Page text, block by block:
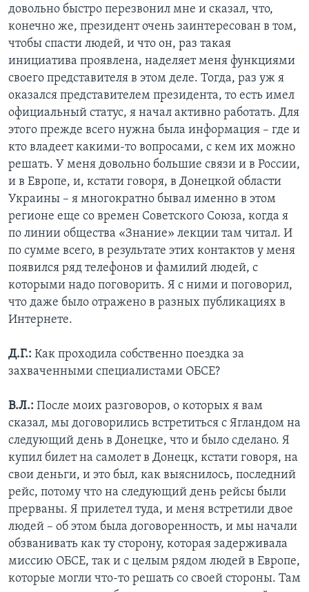
довольно быстро перезвонил мне и сказал, что,
конечно же, президент очень заинтересован в том,
чтобы спасти людей, и что он, раз такая
инициатива проявлена, наделяет меня функциями
своего представителя в этом деле. Тогда, раз уж я
оказался представителем президента, то есть имел
официальный статус, я начал активно работать. Для
этого прежде всего нужна была информация – где и
кто владеет какими-то вопросами, с кем их можно
решать. У меня довольно большие связи и в России,
и в Европе, и, кстати говоря, в Донецкой области
Украины – я многократно бывал именно в этом
регионе еще со времен Советского Союза, когда я
по линии общества «Знание» лекции там читал. И
по сумме всего, в результате этих контактов у меня
появился ряд телефонов и фамилий людей, с
которыми надо поговорить. Я с ними и поговорил,
что даже было отражено в разных публикациях в
Интернете.
Д.Г.: Как проходила собственно поездка за
захваченными специалистами ОБСЕ?
В.Л.: После моих разговоров, о которых я вам
сказал, мы договорились встретиться с Ягландом на
следующий день в Донецке, что и было сделано. Я
купил билет на самолет в Донецк, кстати говоря, на
свои деньги, и это был, как выяснилось, последний
рейс, потому что на следующий день рейсы были
прерваны. Я прилетел туда, и меня встретили двое
людей – об этом была договоренность, и мы начали
обзванивать как ту сторону, которая задерживала
миссию ОБСЕ, так и с целым рядом людей в Европе,
которые могли что-то решать со своей стороны. Там